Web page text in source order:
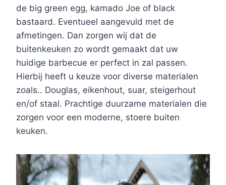
de big green egg, kamado Joe of black
bastaard. Eventueel aangevuld met de
afmetingen. Dan zorgen wij dat de
buitenkeuken zo wordt gemaakt dat uw
huidige barbecue er perfect in zal passen.
Hierbij heeft u keuze voor diverse materialen
zoals.. Douglas, eikenhout, suar, steigerhout
en/of staal. Prachtige duurzame materialen die
zorgen voor een moderne, stoere buiten
keuken.